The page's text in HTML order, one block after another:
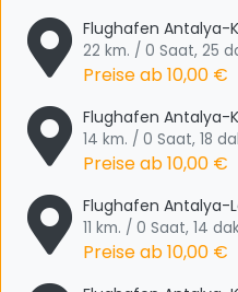
Flughafen Antalya-
22 km. / 0 Saat, 25
Preise ab10,00 €
Flughafen Antalya-
14 km. / 0 Saat, 18
Preise ab10,00 €
Flughafen Antalya-
11 km. / 0 Saat, 14
Preise ab10,00 €